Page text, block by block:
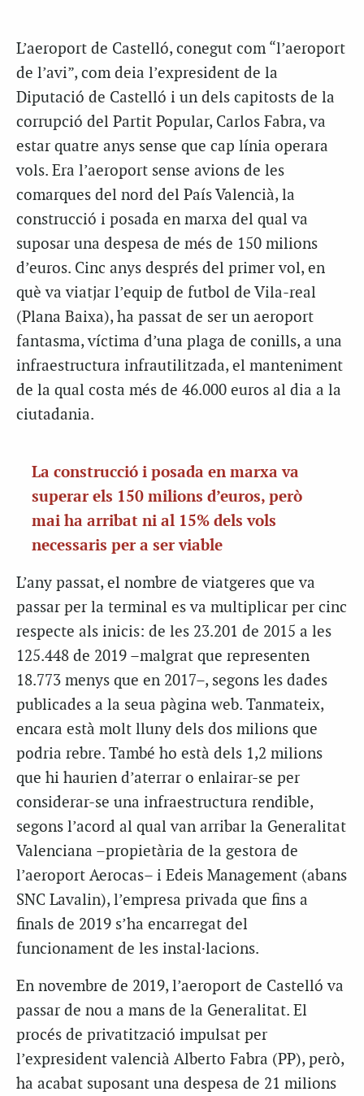
L’aeroport de Castelló, conegut com “l’aeroport
de l’avi”, com deia l’expresident de la
Diputació de Castelló i un dels capitosts de la
corrupció del Partit Popular, Carlos Fabra, va
estar quatre anys sense que cap línia operara
vols. Era l’aeroport sense avions de les
comarques del nord del País Valencià, la
construcció i posada en marxa del qual va
suposar una despesa de més de 150 milions
d’euros. Cinc anys després del primer vol, en
què va viatjar l’equip de futbol de Vila-real
(Plana Baixa), ha passat de ser un aeroport
fantasma, víctima d’una plaga de conills, a una
infraestructura infrautilitzada, el manteniment
de la qual costa més de 46.000 euros al dia a la
ciutadania.
La construcció i posada en marxa va
superar els 150 milions d’euros, però
mai ha arribat ni al 15% dels vols
necessaris per a ser viable
L’any passat, el nombre de viatgeres que va
passar per la terminal es va multiplicar per cinc
respecte als inicis: de les 23.201 de 2015 a les
125.448 de 2019 –malgrat que representen
18.773 menys que en 2017–, segons les dades
publicades a la seua pàgina web. Tanmateix,
encara està molt lluny dels dos milions que
podria rebre. També ho està dels 1,2 milions
que hi haurien d’aterrar o enlairar-se per
considerar-se una infraestructura rendible,
segons l’acord al qual van arribar la Generalitat
Valenciana –propietària de la gestora de
l’aeroport Aerocas– i Edeis Management (abans
SNC Lavalin), l’empresa privada que fins a
finals de 2019 s’ha encarregat del
funcionament de les instal·lacions.
En novembre de 2019, l’aeroport de Castelló va
passar de nou a mans de la Generalitat. El
procés de privatització impulsat per
l’expresident valencià Alberto Fabra (PP), però,
ha acabat suposant una despesa de 21 milions